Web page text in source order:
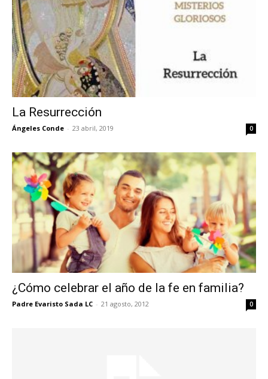
La Resurrección
Ángeles Conde - 23 abril, 2019 0
¿Cómo celebrar el año de la fe en familia?
Padre Evaristo Sada LC - 21 agosto, 2012 0